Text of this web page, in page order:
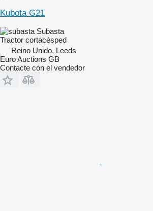
Kubota G21
Subasta
Tractor cortacésped
Reino Unido, Leeds
Euro Auctions GB
Contacte con el vendedor